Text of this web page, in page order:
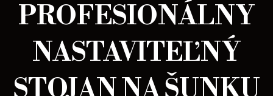
PROFESIONÁLNY
NASTAVITEĽNÝ